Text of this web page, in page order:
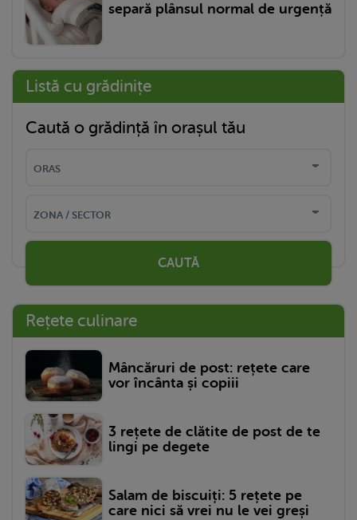
separă plânsul normal de urgență
Listă cu grădinițe
Caută o grădință în orașul tău
CAUTĂ
Rețete culinare
Mâncăruri de post: rețete care
vor încânta și copiii
3 rețete de clătite de post de te
lingi pe degete
Salam de biscuiți: 5 rețete pe
care nici să vrei nu le vei greși